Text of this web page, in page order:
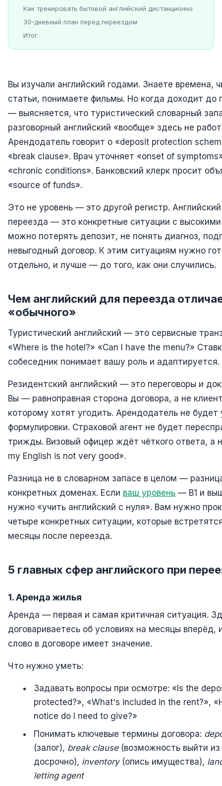
Как тренировать бытовой английский дистанционно
30-дневный план перед переездом
Итог
Вы изучали английский годами. Знаете времена,
статьи, понимаете фильмы. Но когда доходит до
— выясняется, что туристический словарный
разговорный английский «вообще» здесь не
Арендодатель говорит о «deposit protection
«break clause». Врач уточняет «onset of
«chronic conditions». Банковский клерк просит
«source of funds».
Это не уровень — это другой регистр.
переезда — это конкретные ситуации с
можно потерять депозит, не понять диагноз,
невыгодный договор. К этим ситуациям нужно
отдельно, и лучше — до того, как они случились.
Чем английский для переезда
«обычного»
Туристический английский — это сервисные
«Where is the hotel?» «Can I have the menu?»
собеседник понимает вашу роль и адаптируется.
Резидентский английский — это переговоры и
Вы — равноправная сторона договора, а не
которому хотят угодить. Арендодатель не будет
формулировки. Страховой агент не будет
трижды. Визовый офицер ждёт чёткого ответа, а
my English is not very good».
Разница не в словарном запасе в целом —
конкретных доменах. Если ваш уровень — B1 и
нужно «учить английский с нуля». Вам нужно
четыре конкретных ситуации, которые
месяцы после переезда.
5 главных сфер английского при
1. Аренда жилья
Аренда — первая и самая критичная ситуация.
договариваетесь об условиях на месяцы вперёд,
слово в договоре имеет значение.
Что нужно уметь:
Задавать вопросы при осмотре: «Is the
protected?», «What's included in the rent?»,
notice do I need to give?»
Понимать ключевые термины договора:
(залог), break clause(возможность выйти из
досрочно), inventory(опись имущества),
letting agent